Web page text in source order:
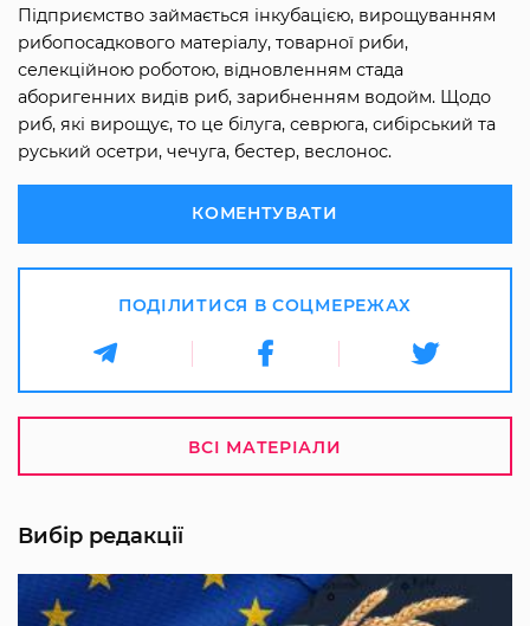
Підприємство займається інкубацією, вирощуванням
рибопосадкового матеріалу, товарної риби,
селекційною роботою, відновленням стада
аборигенних видів риб, зарибненням водойм. Щодо
риб, які вирощує, то це білуга, севрюга, сибірський та
руський осетри, чечуга, бестер, веслонос.
КОМЕНТУВАТИ
ПОДІЛИТИСЯ В СОЦМЕРЕЖАХ
ВСІ МАТЕРІАЛИ
Вибір редакції